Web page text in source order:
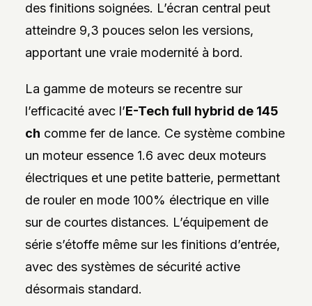
des finitions soignées. L’écran central peut
atteindre 9,3 pouces selon les versions,
apportant une vraie modernité à bord.
La gamme de moteurs se recentre sur
l’efficacité avec l’E-Tech full hybrid de 145
ch comme fer de lance. Ce système combine
un moteur essence 1.6 avec deux moteurs
électriques et une petite batterie, permettant
de rouler en mode 100% électrique en ville
sur de courtes distances. L’équipement de
série s’étoffe même sur les finitions d’entrée,
avec des systèmes de sécurité active
désormais standard.